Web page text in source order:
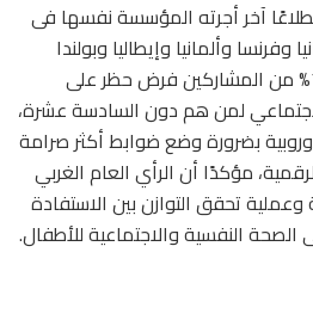
آخر أجرته المؤسسة نفسها فى
وألمانيا وإيطاليا وبولندا
وإسبانيا، كشف عن تأييد 79% من المشاركين فرض حظر على
لمن هم دون السادسة عشرة،
بضرورة وضع ضوابط أكثر صرامة
مؤكدًا أن الرأي العام الغربي
تحقق التوازن بين الاستفادة
الصحة النفسية والاجتماعية للأطفال.